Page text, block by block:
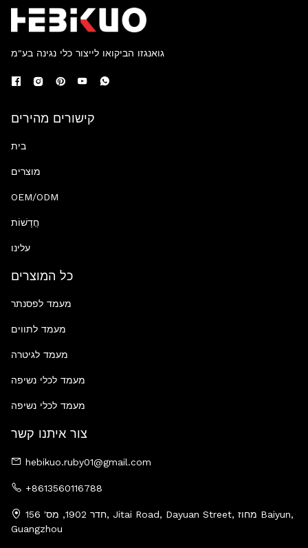
גואנגזו הביקואו לייצור כלי נגינה בע"מ
קישורים מהירים
בית
מוצרים
OEM/ODM
חֲדָשׁוֹת
עלינו
כל המוצרים
מעמד לפסנתר
מעמד לתווים
מעמד לגיטרה
מעמד לכלי נשיפה
מעמד לכלי נשיפה
צור איתנו קשר
hebikuo.ruby01@gmail.com
+8613560116788
חדר 1902, מס' 156, Jitai Road, Dayuan Street, מחוז Baiyun,
Guangzhou